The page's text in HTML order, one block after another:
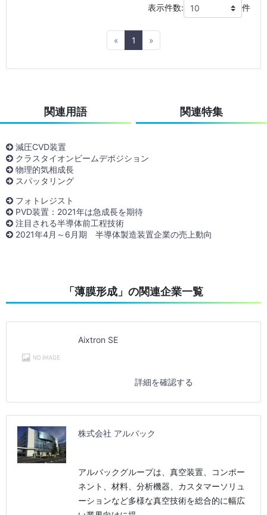
表示件数:
件
« Previous
1 »Next
関連用語 関連特集
減圧CVD装置
クラスタイオンビームデポジション
物理的気相成長
スパッタリング
フォトレジスト
PVD装置：2021年は急成長を期待
注目される半導体前工程技術
2021年4月～6月期 半導体製造装置企業の売上動向
「薄膜形成」の関連企業一覧
Aixtron SE
詳細を確認する
株式会社 アルバック
アルバックグループは、真空装置、コンポー
ネント、材料、分析機器、カスタマーソリュ
ーションなど多様な真空技術を総合的に幅広